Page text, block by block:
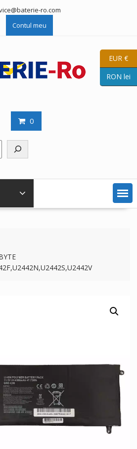
ro.com
Contul meu
0
EUR €
RON lei